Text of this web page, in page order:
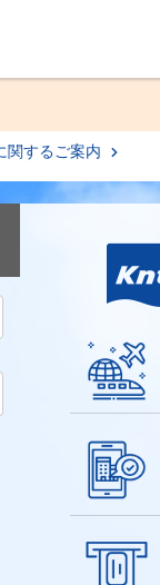
関するご案内